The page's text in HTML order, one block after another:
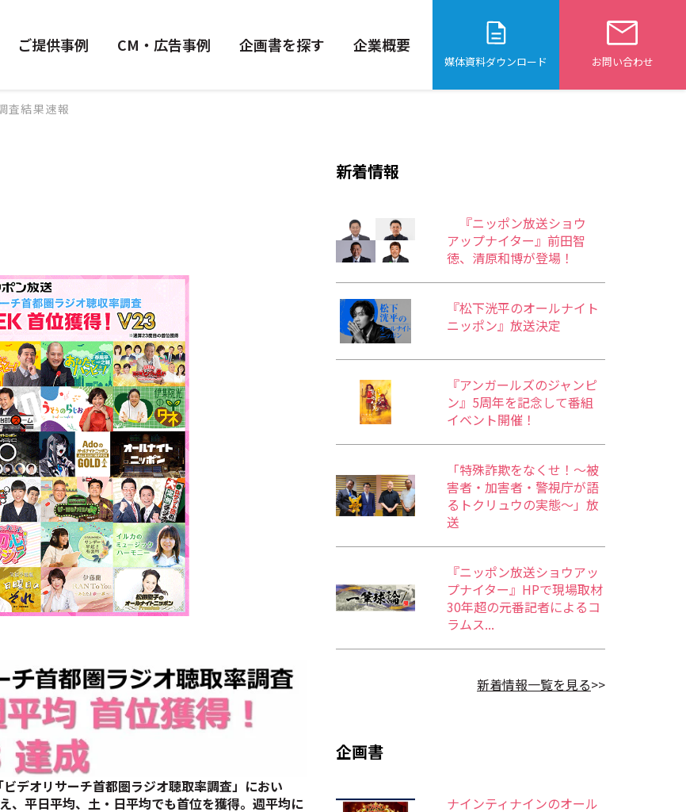
ご提供事例 CM・広告事例 企画書を探す 企業概要
媒体資料ダウンロード お問い合わせ
査結果速報
デオリサーチ首都圏ラジオ聴取率調査」におい
、平日平均、土・日平均でも首位を獲得。週平均に
新着情報
『ニッポン放送ショウ
アップナイター』前田智
徳、清原和博が登場！
『松下洸平のオールナイト
ニッポン』放送決定
『アンガールズのジャンピ
ン』5周年を記念して番組
イベント開催！
「特殊詐欺をなくせ！～被
害者・加害者・警視庁が語
るトクリュウの実態～」放
送
『ニッポン放送ショウアッ
プナイター』HPで現場取材
30年超の元番記者によるコ
ラムス...
新着情報一覧を見る>>
企画書
ナインティナインのオール